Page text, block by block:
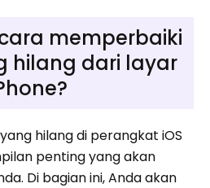
memperbaiki
hilang dari layar
hilang di perangkat iOS
penting yang akan
Di bagian ini, Anda akan